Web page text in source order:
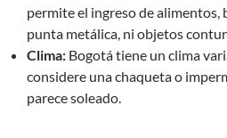
permite el ingreso de alimentos,
punta metálica, ni objetos
Clima: Bogotá tiene un clima
considere una chaqueta o
parece soleado.